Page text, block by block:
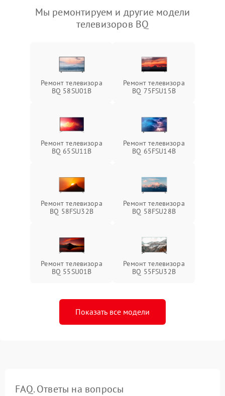
Мы ремонтируем и другие модели
телевизоров BQ
Ремонт телевизора
BQ 58SU01B
Ремонт телевизора
BQ 75FSU15B
Ремонт телевизора
BQ 65SU11B
Ремонт телевизора
BQ 65FSU14B
Ремонт телевизора
BQ 58FSU32B
Ремонт телевизора
BQ 58FSU28B
Ремонт телевизора
BQ 55SU01B
Ремонт телевизора
BQ 55FSU32B
Показать все модели
FAQ. Ответы на вопросы